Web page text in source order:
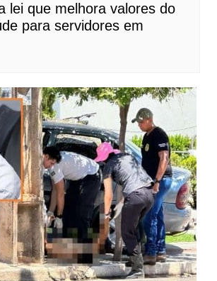
lei que melhora valores do
para servidores em